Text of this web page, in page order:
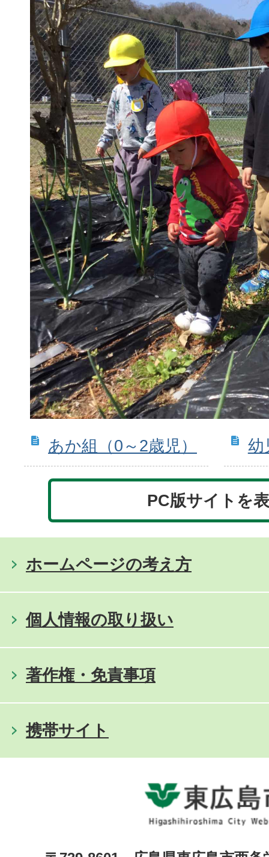
あか組（0～2歳児） 幼
PC版サイトを
ホームページの考え方
個人情報の取り扱い
著作権・免責事項
携帯サイト